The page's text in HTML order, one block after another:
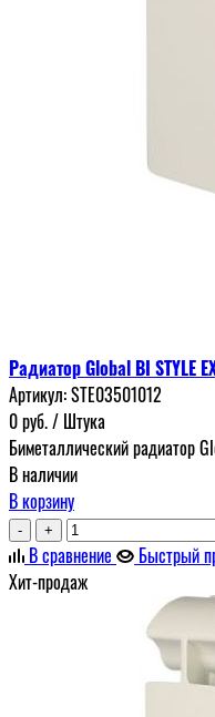
Радиатор Global BI STYLE
Артикул:STE03501012
0руб./ Штука
Биметаллический радиатор
В наличии
В корзину
- +
В сравнение
Быстрый
Хит-продаж